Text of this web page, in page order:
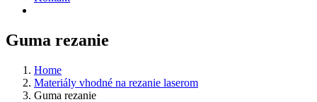
Guma rezanie
Home
Materiály vhodné na rezanie laserom
Guma rezanie